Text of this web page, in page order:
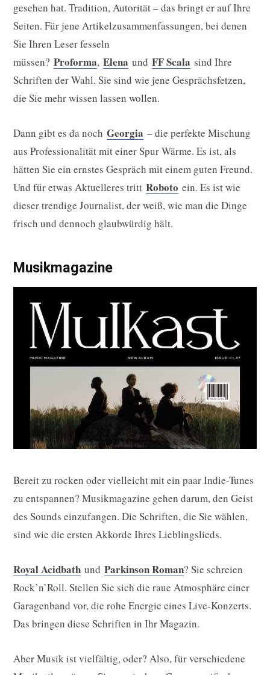
gesehen hat. Tradition, Autorität – das bringt er auf Ihre
Seiten. Für jene Artikelzusammenfassungen, bei denen
Sie Ihren Leser fesseln
müssen? Proforma, Elena und FF Scala sind Ihre
Schriften der Wahl. Sie sind wie jene Gesprächsfetzen,
die Sie mehr wissen lassen wollen.
Dann gibt es da noch Georgia – die perfekte Mischung
aus Professionalität mit einer Spur Wärme. Es ist, als
hätten Sie ein ernstes Gespräch mit einem guten Freund.
Und für etwas Aktuelleres tritt Roboto ein. Es ist wie
dieser trendige Journalist, der weiß, wie man die Dinge
frisch und dennoch glaubwürdig hält.
Musikmagazine
Bereit zu rocken oder vielleicht mit ein paar Indie-Tunes
zu entspannen? Musikmagazine gehen darum, den Geist
des Sounds einzufangen. Die Schriften, die Sie wählen,
sind wie die ersten Akkorde Ihres Lieblingslieds.
Royal Acidbath und Parkinson Roman? Sie schreien
Rock’n’Roll. Stellen Sie sich die raue Atmosphäre einer
Garagenband vor, die rohe Energie eines Live-Konzerts.
Das bringen diese Schriften in Ihr Magazin.
Aber Musik ist vielfältig, oder? Also, für verschiedene